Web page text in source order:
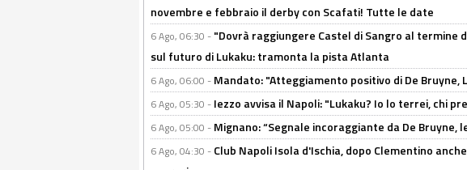
novembre e febbraio il derby con Scafati! Tutte le date
6 Ago, 06:30 - "Dovrà raggiungere Castel di Sangro al termine
sul futuro di Lukaku: tramonta la pista Atlanta
6 Ago, 06:00 - Mandato: "Atteggiamento positivo di De Bruyne,
6 Ago, 05:30 - Iezzo avvisa il Napoli: "Lukaku? Io lo terrei, chi
6 Ago, 05:00 - Mignano: “Segnale incoraggiante da De
6 Ago, 04:30 - Club Napoli Isola d'Ischia, dopo Clementino